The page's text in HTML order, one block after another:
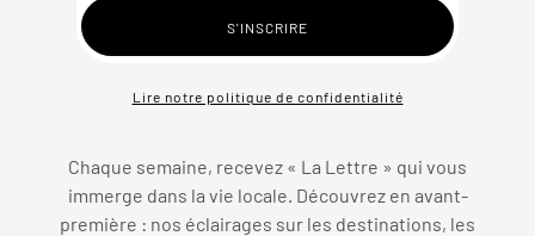
Lire notre politique de confidentialité
Chaque semaine, recevez « La Lettre » qui vous
immerge dans la vie locale. Découvrez en avant-
première : nos éclairages sur les destinations, les